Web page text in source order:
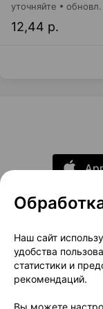
12,44 р.
уточняйте
О
Размещение
Наш сайт
удобства
статистики и
рекомендаций.
Вы можете